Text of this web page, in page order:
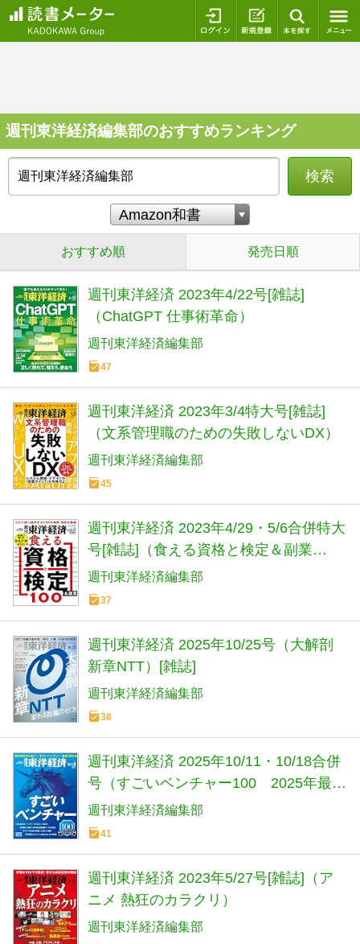
ログイン 新規登録
週刊東洋経済編集部のおすすめランキング
検索
おすすめ順 発売日順
週刊東洋経済 2023年4/22号[雑誌]
（ChatGPT 仕事術革命）
週刊東洋経済編集部
47
週刊東洋経済 2023年3/4特大号[雑誌]
（文系管理職のための失敗しないDX）
週刊東洋経済編集部
45
週刊東洋経済 2023年4/29・5/6合併特大
号[雑誌]（食える資格と検定＆副業
100）
週刊東洋経済編集部
37
週刊東洋経済 2025年10/25号（大解剖
新章NTT）[雑誌]
週刊東洋経済編集部
38
週刊東洋経済 2025年10/11・10/18合併
号（すごいベンチャー100 2025年最新
版）[雑誌]
週刊東洋経済編集部
41
週刊東洋経済 2023年5/27号[雑誌]（ア
ニメ 熱狂のカラクリ）
週刊東洋経済編集部